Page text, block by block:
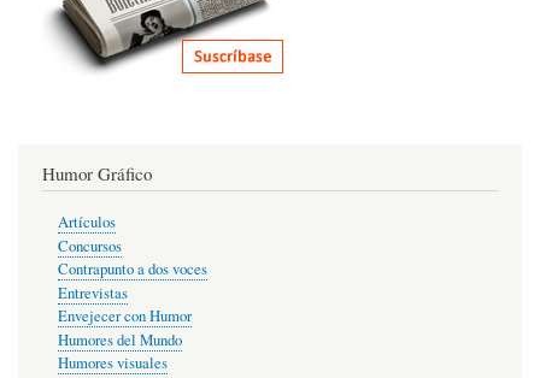
Humor Gráfico
Artículos
Concursos
Contrapunto a dos voces
Entrevistas
Envejecer con Humor
Humores del Mundo
Humores visuales